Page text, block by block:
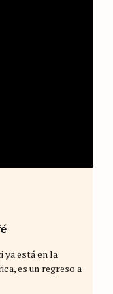
ya está en la
es un regreso a